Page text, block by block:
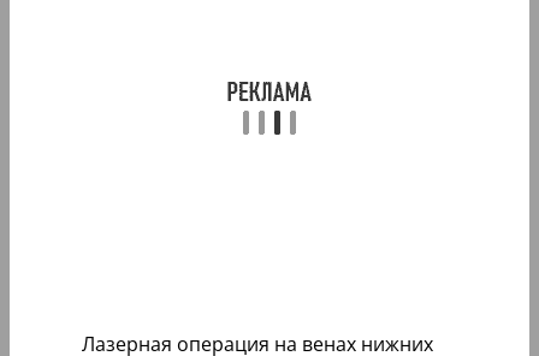
Лазерная операция на венах нижних